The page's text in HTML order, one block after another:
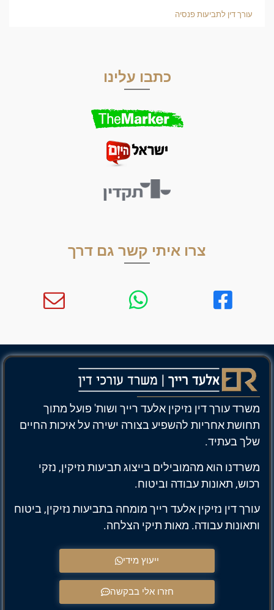
עורך דין לתביעות פנסיה
כתבו עלינו
צרו איתי קשר גם דרך
משרד עורך דין נזיקין אלעד רייך ושות' פועל מתוך
תחושת אחריות להשפיע בצורה ישירה על איכות החיים
שלך בעתיד.
משרדנו הוא מהמובילים בייצוג תביעות נזיקין, נזקי
רכוש, תאונות עבודה וביטוח.
עורך דין נזיקין אלעד רייך מומחה בתביעות נזיקין, ביטוח
ותאונות עבודה. מאות תיקי הצלחה.
ייעוץ מידי
חזרו אלי בבקשה